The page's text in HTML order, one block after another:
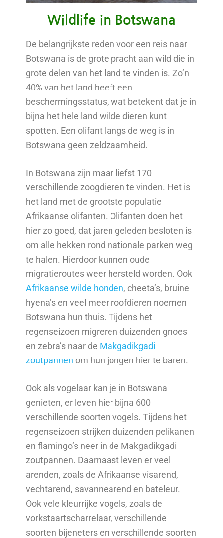
Wildlife in Botswana
De belangrijkste reden voor een reis naar
Botswana is de grote pracht aan wild die in
grote delen van het land te vinden is. Zo’n
40% van het land heeft een
beschermingsstatus, wat betekent dat je in
bijna het hele land wilde dieren kunt
spotten. Een olifant langs de weg is in
Botswana geen zeldzaamheid.
In Botswana zijn maar liefst 170
verschillende zoogdieren te vinden. Het is
het land met de grootste populatie
Afrikaanse olifanten. Olifanten doen het
hier zo goed, dat jaren geleden besloten is
om alle hekken rond nationale parken weg
te halen. Hierdoor kunnen oude
migratieroutes weer hersteld worden. Ook
Afrikaanse wilde honden, cheeta’s, bruine
hyena’s en veel meer roofdieren noemen
Botswana hun thuis. Tijdens het
regenseizoen migreren duizenden gnoes
en zebra’s naar de Makgadikgadi
zoutpannen om hun jongen hier te baren.
Ook als vogelaar kan je in Botswana
genieten, er leven hier bijna 600
verschillende soorten vogels. Tijdens het
regenseizoen strijken duizenden pelikanen
en flamingo’s neer in de Makgadikgadi
zoutpannen. Daarnaast leven er veel
arenden, zoals de Afrikaanse visarend,
vechtarend, savannearend en bateleur.
Ook vele kleurrijke vogels, zoals de
vorkstaartscharrelaar, verschillende
soorten bijeneters en verschillende soorten